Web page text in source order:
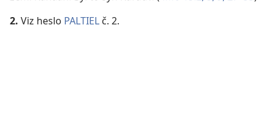
2. Viz heslo PALTIEL č. 2.